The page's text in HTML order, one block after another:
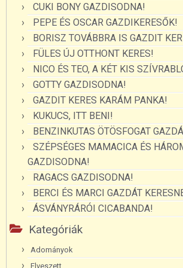
CUKI BONY GAZDISODNA!
PEPE ÉS OSCAR GAZDIKERESŐK!
BORISZ TOVÁBBRA IS GAZDIT
FÜLES ÚJ OTTHONT KERES!
NICO ÉS TEO, A KÉT KIS
GOTTY GAZDISODNA!
GAZDIT KERES KARÁM PANKA!
KUKUCS, ITT BENI!
BENZINKUTAS ÖTÖSFOGAT
SZÉPSÉGES MAMACICA ÉS
GAZDISODNA!
RAGACS GAZDISODNA!
BERCI ÉS MARCI GAZDÁT
ÁSVÁNYRÁRÓI CICABANDA!
Kategóriák
Adományok
Elveszett